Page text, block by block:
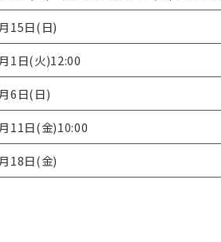
15日(日)
1日(火)12:00
6日(日)
11日(金)10:00
18日(金)